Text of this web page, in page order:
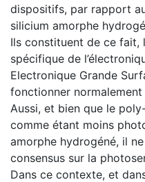
dispositifs, par rapport
silicium amorphe
Ils constituent de ce fait,
spécifique de
Electronique Grande
fonctionner
Aussi, et bien que le
comme étant moins
amorphe hydrogéné, il
consensus sur la
Dans ce contexte, et